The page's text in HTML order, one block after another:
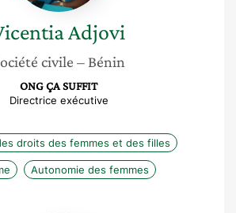
Adjovi
civile – Bénin
ONG ÇA SUFFIT
Directrice exécutive
droits des femmes et des filles
Autonomie des femmes